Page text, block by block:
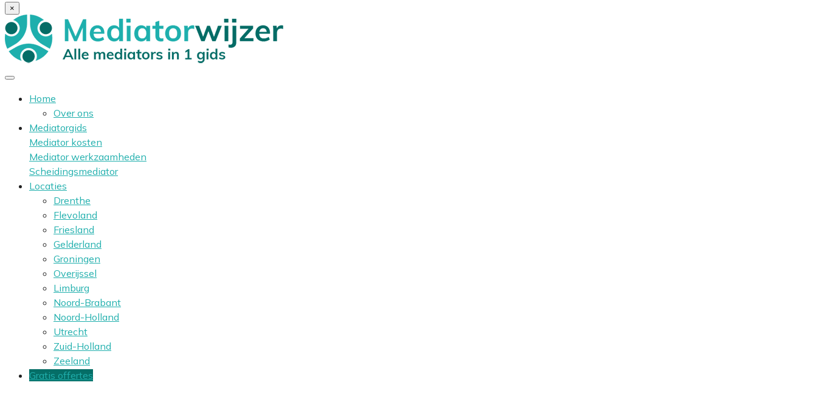
×
Home
Over ons
Mediatorgids
Mediator kosten
Mediator werkzaamheden
Scheidingsmediator
Locaties
Drenthe
Flevoland
Friesland
Gelderland
Groningen
Overijssel
Limburg
Noord-Brabant
Noord-Holland
Utrecht
Zuid-Holland
Zeeland
Gratis offertes